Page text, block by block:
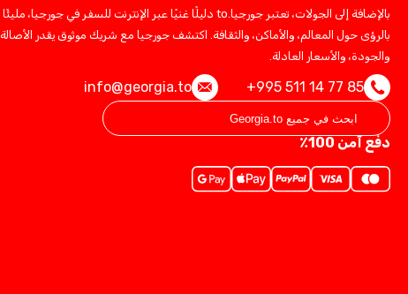
بالإضافة إلى الجولات، تعتبر جورجيا.to دليلًا غنيًا عبر الإنترنت للسفر في جورجيا، مليئًا
بالرؤى حول المعالم، والأماكن، والثقافة. اكتشف جورجيا مع شريك موثوق يقدر
والجودة، والأسعار العادلة.
+995 511 14 77 85
info@georgia.to
دفع آمن 100٪